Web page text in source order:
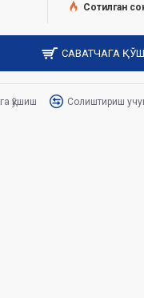
Сотилган
САВАТЧАГА
қўшиш Солиштириш